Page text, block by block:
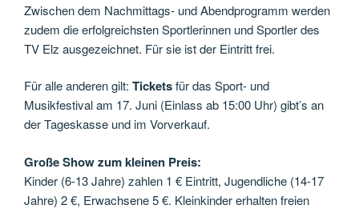
Zwischen dem Nachmittags- und Abendprogramm werden
zudem die erfolgreichsten Sportlerinnen und Sportler des
TV Elz ausgezeichnet. Für sie ist der Eintritt frei.
Für alle anderen gilt: Ticketsfür das Sport- und
Musikfestival am 17. Juni (Einlass ab 15:00 Uhr) gibt’s an
der Tageskasse und im Vorverkauf.
Große Show zum kleinen Preis:
Kinder (6-13 Jahre) zahlen 1 € Eintritt, Jugendliche (14-17
Jahre) 2 €, Erwachsene 5 €. Kleinkinder erhalten freien